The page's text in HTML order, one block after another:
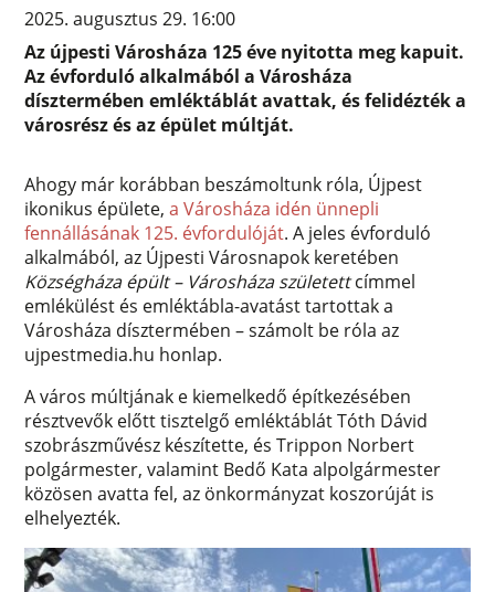
2025. augusztus 29. 16:00
Az újpesti Városháza 125 éve nyitotta meg kapuit.
Az évforduló alkalmából a Városháza
dísztermében emléktáblát avattak, és felidézték a
városrész és az épület múltját.
Ahogy már korábban beszámoltunk róla, Újpest
ikonikus épülete,a Városháza idén ünnepli
fennállásának 125. évfordulóját. A jeles évforduló
alkalmából, az Újpesti Városnapok keretében
Községháza épült – Városháza születettcímmel
emlékülést és emléktábla-avatást tartottak a
Városháza dísztermében – számolt be róla az
ujpestmedia.hu honlap.
A város múltjának e kiemelkedő építkezésében
résztvevők előtt tisztelgő emléktáblát Tóth Dávid
szobrászművész készítette, és Trippon Norbert
polgármester, valamint Bedő Kata alpolgármester
közösen avatta fel, az önkormányzat koszorúját is
elhelyezték.